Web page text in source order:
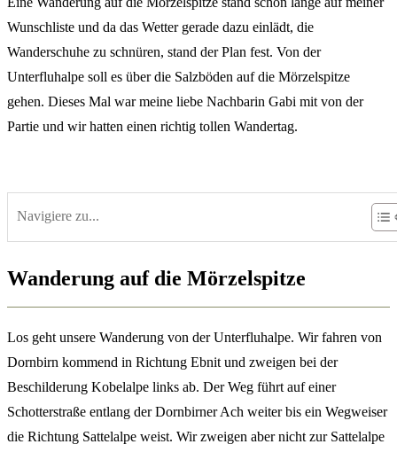
Wunschliste und da das Wetter gerade dazu einlädt, die
Wanderschuhe zu schnüren, stand der Plan fest. Von der
Unterfluhalpe soll es über die Salzböden auf die Mörzelspitze
gehen. Dieses Mal war meine liebe Nachbarin Gabi mit von der
Partie und wir hatten einen richtig tollen Wandertag.
Navigiere zu...
Wanderung auf die Mörzelspitze
Los geht unsere Wanderung von der Unterfluhalpe. Wir fahren von
Dornbirn kommend in Richtung Ebnit und zweigen bei der
Beschilderung Kobelalpe links ab. Der Weg führt auf einer
Schotterstraße entlang der Dornbirner Ach weiter bis ein Wegweiser
die Richtung Sattelalpe weist. Wir zweigen aber nicht zur Sattelalpe